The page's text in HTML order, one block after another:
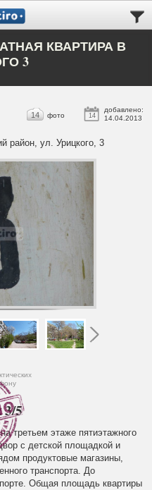
КВАРТИРА В
3
14
добавлено:
14.04.2013
14 фото
район, ул. Урицкого, 3
3/5
третьем этаже пятиэтажного
с детской площадкой и
продуктовые магазины,
транспорта. До
Общая площадь квартиры